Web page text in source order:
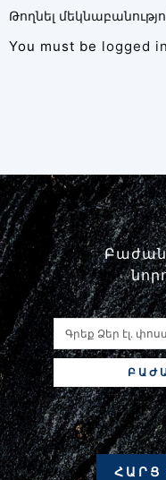
Թողնել
You must be logged in
ՀԱՐՑ